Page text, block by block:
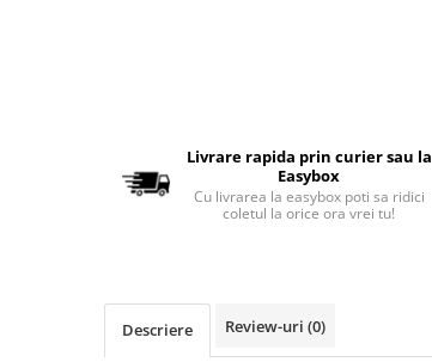
Livrare rapida prin curier sau la
Easybox
Cu livrarea la easybox poti sa ridici
coletul la orice ora vrei tu!
Descriere Review-uri (0)